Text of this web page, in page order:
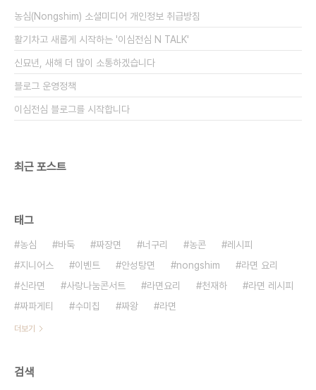
농심(Nongshim) 소셜미디어 개인정보 취급방침
활기차고 새롭게 시작하는 '이심전심 N TALK'
신묘년, 새해 더 많이 소통하겠습니다
블로그 운영정책
이심전심 블로그를 시작합니다
최근 포스트
태그
농심 바둑 짜장면 너구리 농콘
레시피
지니어스
이벤트 안성탕면 nongshim
라면 요리
신라면
사랑나눔콘서트 라면요리 천재하
라면 레시피
짜파게티
수미칩 짜왕 라면
더보기
검색